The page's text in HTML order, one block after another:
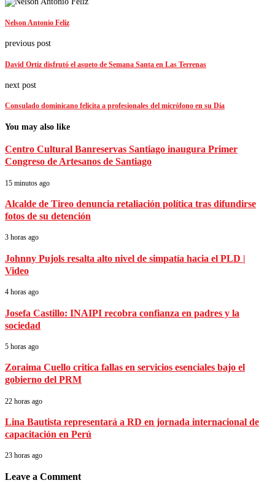
Nelson Antonio Feliz
previous post
David Ortiz disfrutó el asueto de Semana Santa en Las Terrenas
next post
Consulado dominicano felicita a profesionales del micrófono en su Día
You may also like
Centro Cultural Banreservas Santiago inaugura Primer
Congreso de Artesanos de Santiago
15 minutos ago
Alcalde de Tireo denuncia retaliación política tras difundirse
fotos de su detención
3 horas ago
Johnny Pujols resalta alto nivel de simpatía hacia el PLD |
Video
4 horas ago
Josefa Castillo: INAIPI recobra confianza en padres y la
sociedad
5 horas ago
Zoraima Cuello critica fallas en servicios esenciales bajo el
gobierno del PRM
22 horas ago
Lina Bautista representará a RD en jornada internacional de
capacitación en Perú
23 horas ago
Leave a Comment